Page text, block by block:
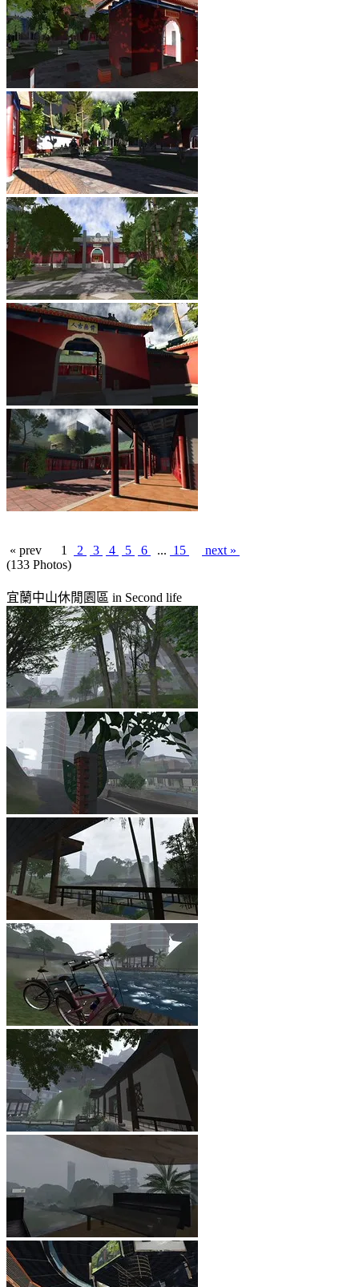
« prev 1 2 3 4 5 6 ... 15
next »
(133 Photos)
宜蘭中山休閒園區 in Second life